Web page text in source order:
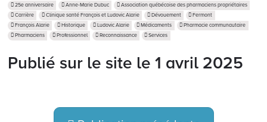
25e anniversaire Anne-Marie Dubuc
Association québécoise des pharmaciens propriétaires
Carrière
Clinique santé François et Ludovic Alarie Dévouement
Fermont
François Alarie
Historique Ludovic Alarie Médicaments
Pharmacie communautaire
Pharmaciens
Professionnel Reconnaissance Services
Publié sur le site le1 avril 2025